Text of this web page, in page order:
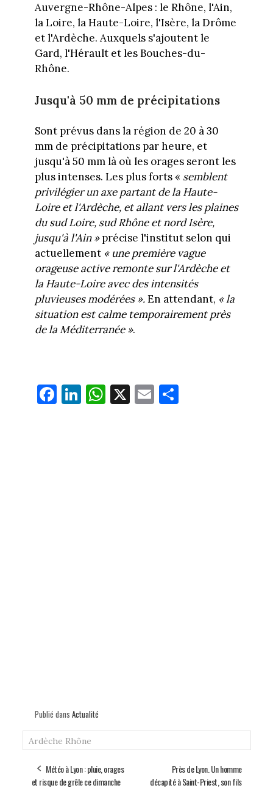
Auvergne-Rhône-Alpes : le Rhône, l'Ain,
la Loire, la Haute-Loire, l'Isère, la Drôme
et l'Ardèche. Auxquels s'ajoutent le
Gard, l'Hérault et les Bouches-du-
Rhône.
Jusqu'à 50 mm de précipitations
Sont prévus dans la région de 20 à 30
mm de précipitations par heure, et
jusqu'à 50 mm là où les orages seront les
plus intenses. Les plus forts « semblent
privilégier un axe partant de la Haute-
Loire et l'Ardèche, et allant vers les plaines
du sud Loire, sud Rhône et nord Isère,
jusqu'à l'Ain »précise l'institut selon qui
actuellement « une première vague
orageuse active remonte sur l'Ardèche et
la Haute-Loire avec des intensités
pluvieuses modérées ».En attendant, « la
situation est calme temporairement près
de la Méditerranée ».
Fa
ce
Li
nk
W
ha
X E
m
Pa
rt
Publié dans Actualité
Ardèche Rhône
Météo à Lyon : pluie, orages
et risque de grêle ce dimanche
Près de Lyon. Un homme
décapité à Saint-Priest, son fils